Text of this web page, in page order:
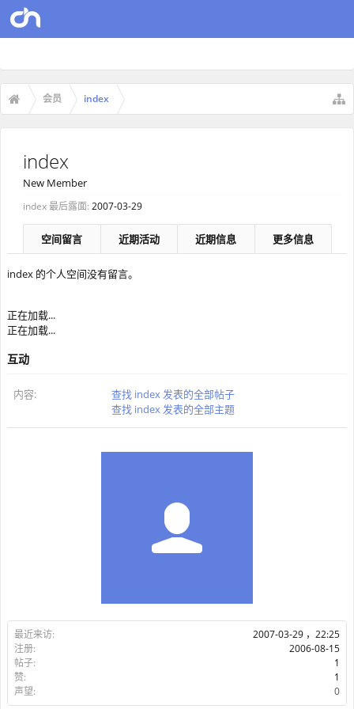
会员 index
最近来访:
2007-03-29 ，22:25
注册:
2006-08-15
帖子:
1
赞:
1
声望:
0
index
New Member
index 最后露面: 2007-03-29
空间留言 近期活动 近期信息 更多信息
index 的个人空间没有留言。
正在加载...
正在加载...
互动
内容:
查找 index 发表的全部帖子
查找 index 发表的全部主题